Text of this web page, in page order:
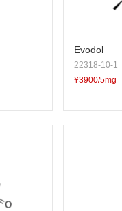
Evodol
22318-10-1
¥3900/5mg